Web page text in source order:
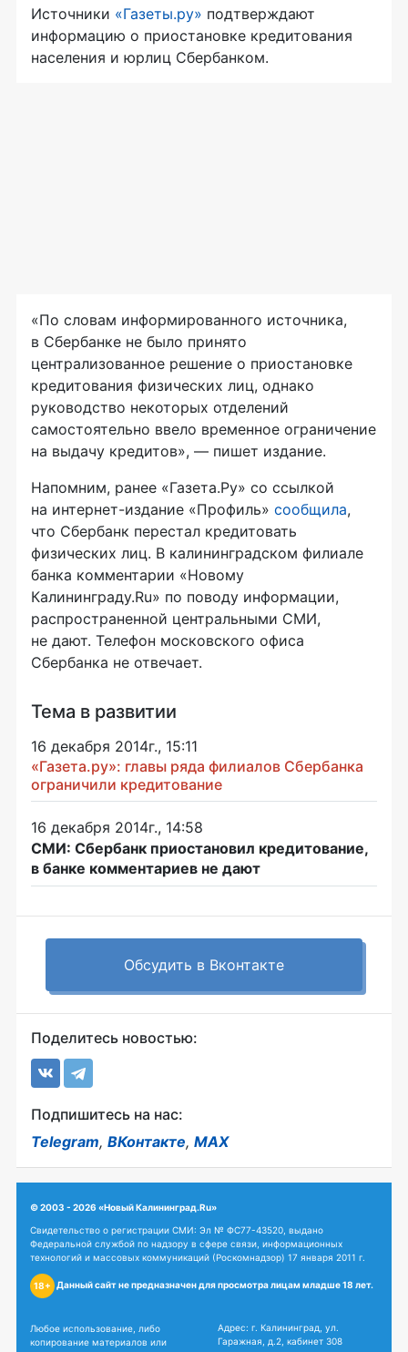
Источники «Газеты.ру» подтверждают
информацию о приостановке кредитования
населения и юрлиц Сбербанком.
«По словам информированного источника,
в Сбербанке не было принято
централизованное решение о приостановке
кредитования физических лиц, однако
руководство некоторых отделений
самостоятельно ввело временное ограничение
на выдачу кредитов», — пишет издание.
Напомним, ранее «Газета.Ру» со ссылкой
на интернет-издание «Профиль» сообщила,
что Сбербанк перестал кредитовать
физических лиц. В калининградском филиале
банка комментарии «Новому
Калининграду.Ru» по поводу информации,
распространенной центральными СМИ,
не дают. Телефон московского офиса
Сбербанка не отвечает.
Тема в развитии
16 декабря 2014г., 15:11
«Газета.ру»: главы ряда филиалов Сбербанка
ограничили кредитование
16 декабря 2014г., 14:58
СМИ: Сбербанк приостановил кредитование,
в банке комментариев не дают
Обсудить в Вконтакте
Поделитесь новостью:
Подпишитесь на нас:
Telegram, ВКонтакте, MAX
© 2003 - 2026 «Новый Калининград.Ru»
Свидетельство о регистрации СМИ: Эл № ФС77-43520, выдано
Федеральной службой по надзору в сфере связи, информационных
технологий и массовых коммуникаций (Роскомнадзор) 17 января 2011 г.
18+ Данный сайт не предназначен для просмотра лицам младше 18 лет.
Любое использование, либо
копирование материалов или
Адрес: г. Калининград, ул.
Гаражная, д.2, кабинет 308